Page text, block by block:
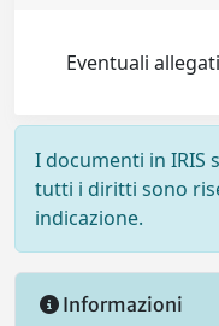
Eventuali
I documenti in IRIS
tutti i diritti sono
indicazione.
Informazioni